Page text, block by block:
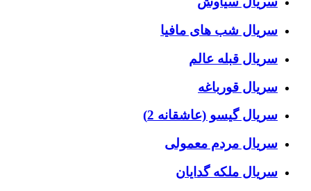
سریال شب های مافیا
سریال قبله عالم
سریال قورباغه
سریال گیسو (عاشقانه 2)
سریال مردم معمولی
سریال ملکه گدایان